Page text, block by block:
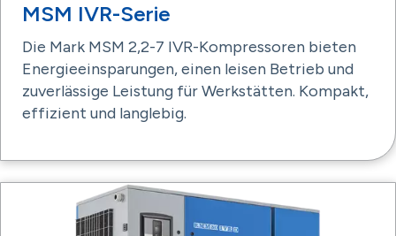
MSM IVR-Serie
Die Mark MSM 2,2-7 IVR-Kompressoren bieten
Energieeinsparungen, einen leisen Betrieb und
zuverlässige Leistung für Werkstätten. Kompakt,
effizient und langlebig.